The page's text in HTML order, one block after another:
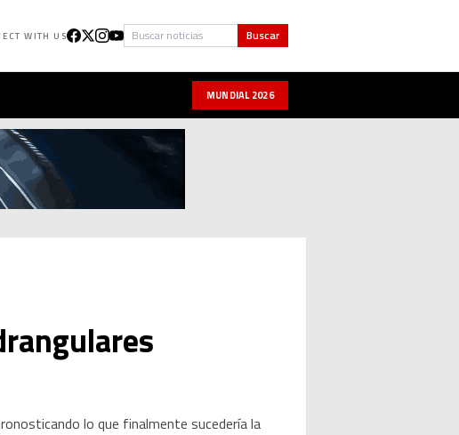
WITH US Buscar Buscar
MUNDIAL 2026
lo que finalmente sucedería la